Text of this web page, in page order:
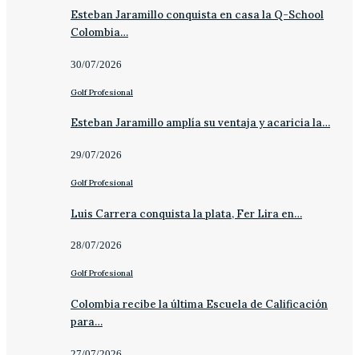
Esteban Jaramillo conquista en casa la Q-School
Colombia…
30/07/2026
Golf Profesional
Esteban Jaramillo amplía su ventaja y acaricia la…
29/07/2026
Golf Profesional
Luis Carrera conquista la plata, Fer Lira en…
28/07/2026
Golf Profesional
Colombia recibe la última Escuela de Calificación
para…